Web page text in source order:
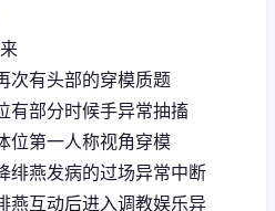
次有头部的穿模质题
有部分时候手异常抽搐
位第一人称视角穿模
绯燕发病的过场异常中断
燕互动后进入调教娱乐异